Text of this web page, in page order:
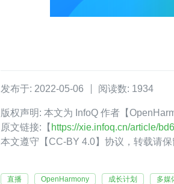
发布于: 2022-05-06 阅读数: 1934
版权声明: 本文为 InfoQ 作者【
原文链接:【 https://xie.infoq.cn/article/
本文遵守【CC-BY 4.0】协议，转载请保
直播 OpenHarmony 成长计划 多媒